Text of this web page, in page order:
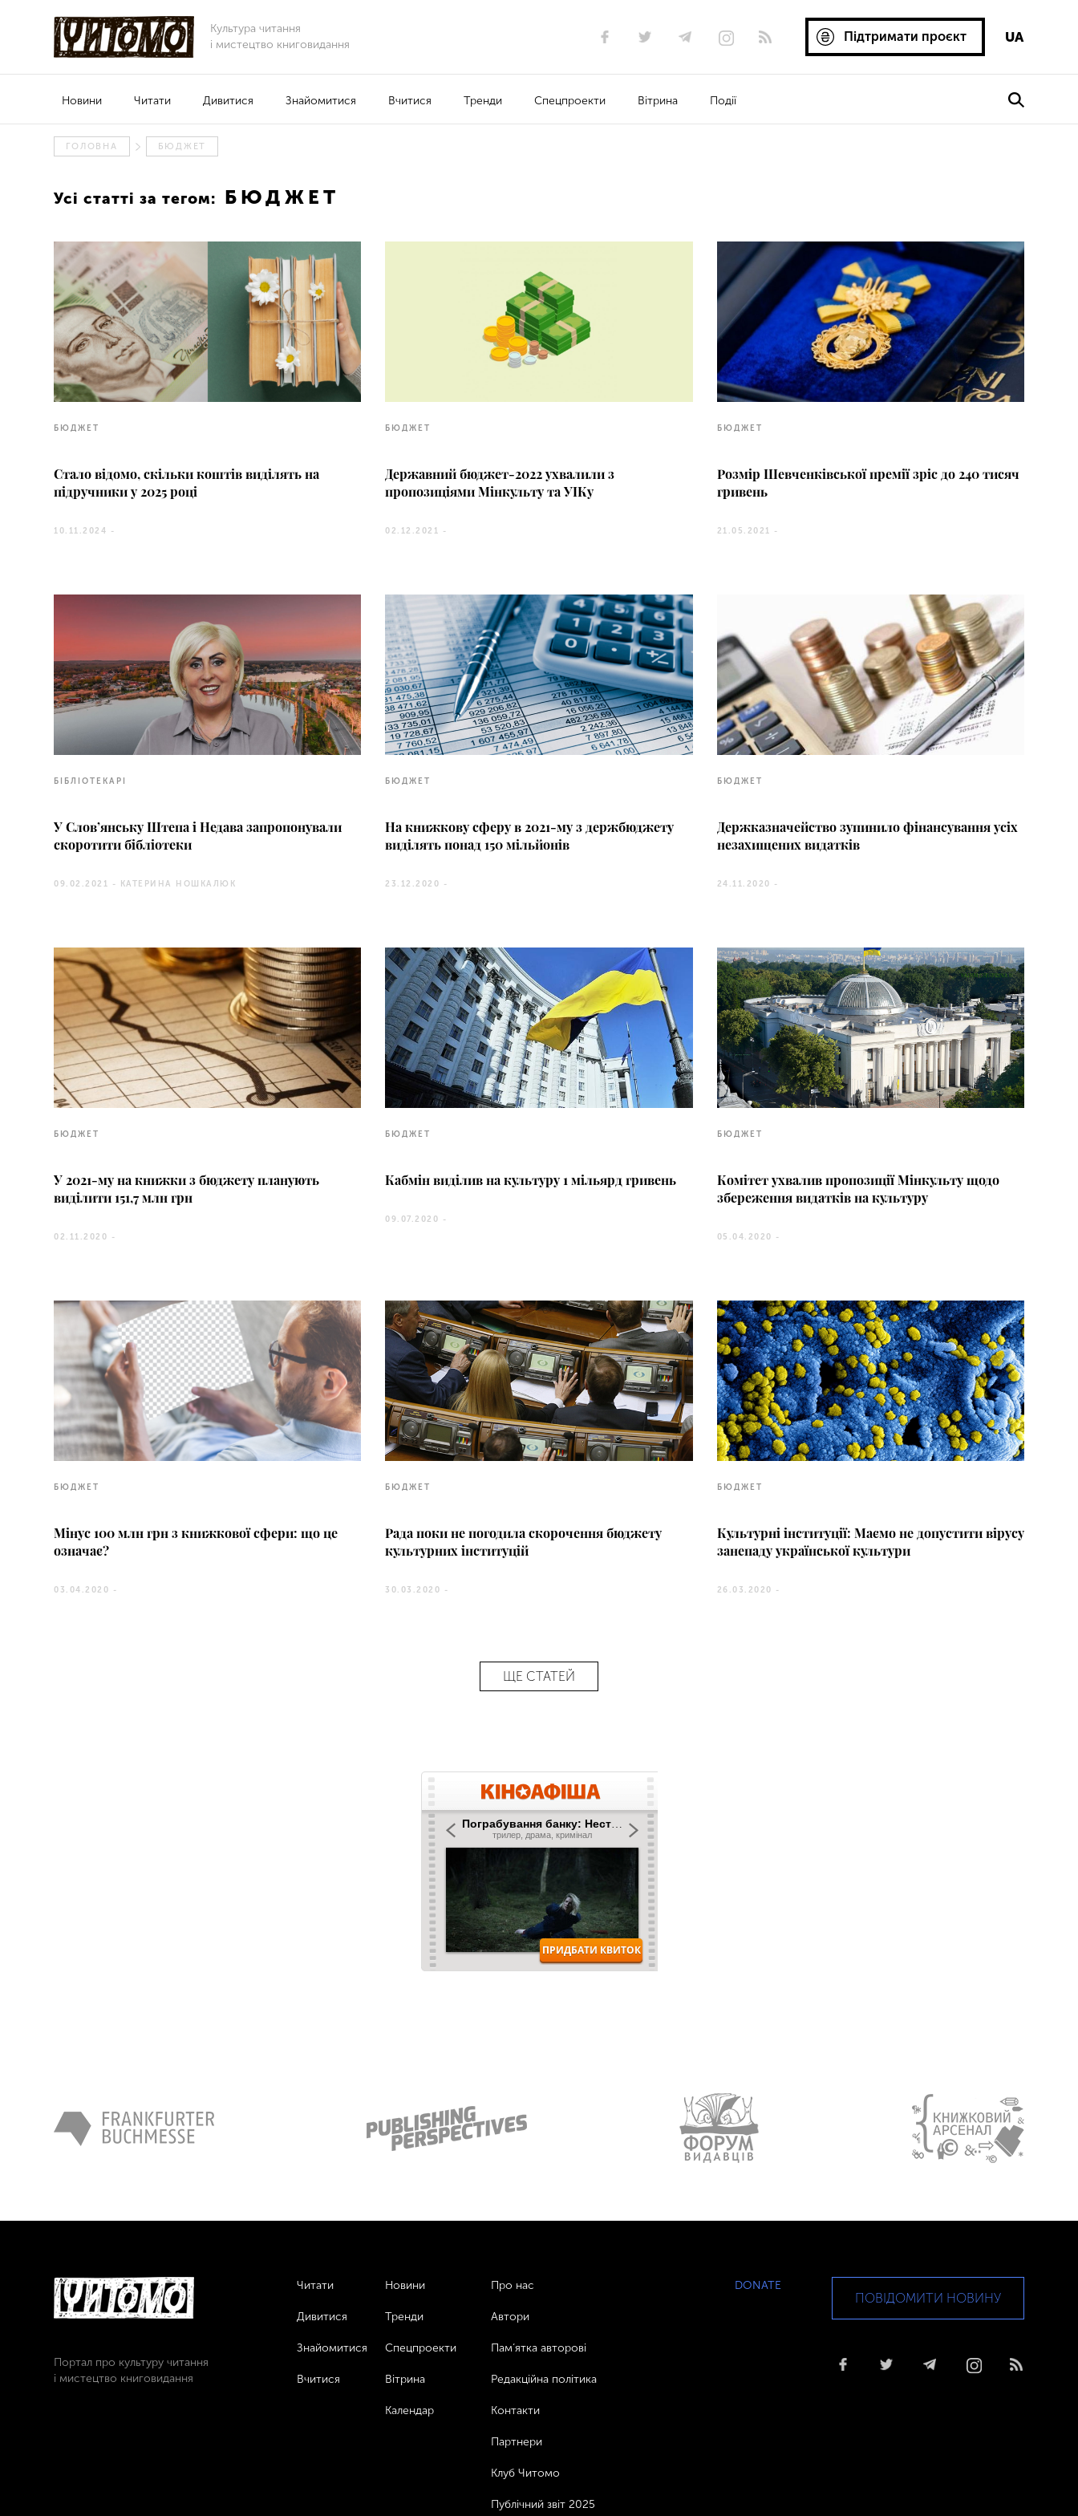
Культура читання
і мистецтво книговидання
UA
Підтримати проєкт
Новини Читати Дивитися Знайомитися Вчитися Тренди Спецпроекти Вітрина Події
ГОЛОВНА БЮДЖЕТ
Усі статті за тегом: БЮДЖЕТ
БЮДЖЕТ
Стало відомо, скільки коштів виділять на
підручники у 2025 році
10.11.2024 -
БЮДЖЕТ
Державний бюджет-2022 ухвалили з
пропозиціями Мінкульту та УІКу
02.12.2021 -
БЮДЖЕТ
Розмір Шевченківської премії зріс до 240 тисяч
гривень
21.05.2021 -
БІБЛІОТЕКАРІ
У Слов’янську Штепа і Недава запропонували
скоротити бібліотеки
09.02.2021 - КАТЕРИНА НОШКАЛЮК
БЮДЖЕТ
На книжкову сферу в 2021-му з держбюджету
виділять понад 150 мільйонів
23.12.2020 -
БЮДЖЕТ
Держказначейство зупинило фінансування усіх
незахищених видатків
24.11.2020 -
БЮДЖЕТ
У 2021-му на книжки з бюджету планують
виділити 151,7 млн грн
02.11.2020 -
БЮДЖЕТ
Кабмін виділив на культуру 1 мільярд гривень
09.07.2020 -
БЮДЖЕТ
Комітет ухвалив пропозиції Мінкульту щодо
збереження видатків на культуру
05.04.2020 -
БЮДЖЕТ
Мінус 100 млн грн з книжкової сфери: що це
означає?
03.04.2020 -
БЮДЖЕТ
Рада поки не погодила скорочення бюджету
культурних інституцій
30.03.2020 -
БЮДЖЕТ
Культурні інституції: Маємо не допустити вірусу
занепаду української культури
26.03.2020 -
ЩЕ СТАТЕЙ
Портал про культуру читання
і мистецтво книговидання
Читати
Дивитися
Знайомитися
Вчитися
Новини
Тренди
Спецпроекти
Вітрина
Календар
Про нас
Автори
Пам’ятка авторові
Редакційна політика
Контакти
Партнери
Клуб Читомо
Публічний звіт 2025
DONATE
ПОВІДОМИТИ НОВИНУ